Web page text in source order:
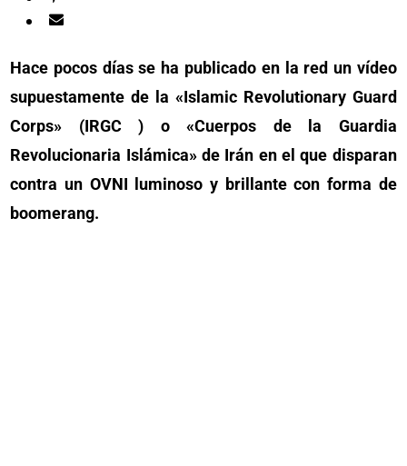
Hace pocos días se ha publicado en la red un vídeo
supuestamente de la «Islamic Revolutionary Guard
Corps» (IRGC ) o «Cuerpos de la Guardia
Revolucionaria Islámica» de Irán en el que disparan
contra un OVNI luminoso y brillante con forma de
boomerang.